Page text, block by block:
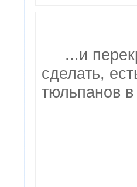
...и
сделать,
тюльпанов